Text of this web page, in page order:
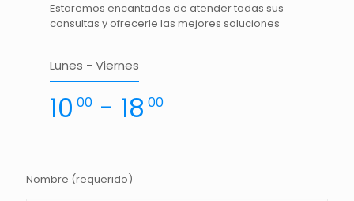
Estaremos encantados de atender todas sus
consultas y ofrecerle las mejores soluciones
Lunes - Viernes
10 00 - 18 00
Nombre (requerido)